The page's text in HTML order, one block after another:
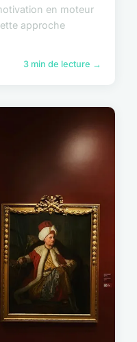
en moteur
approche
3 min de lecture →